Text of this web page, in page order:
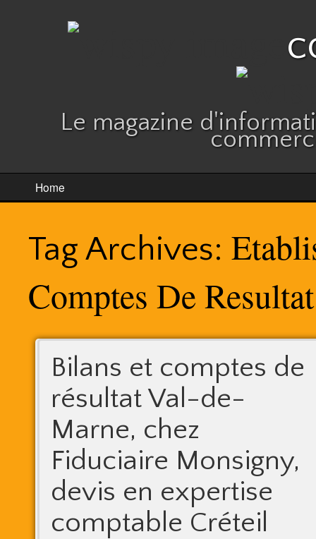
Le magazine
Home
Tag Archives:
Comptes De
Bilans et comptes de
résultat Val-de-
Marne, chez
Fiduciaire Monsigny,
devis en expertise
comptable Créteil